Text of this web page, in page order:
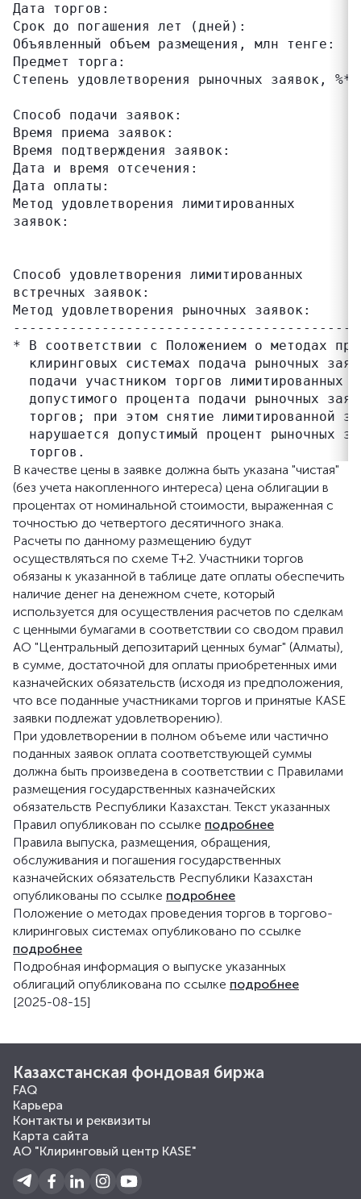
Дата торгов:
Срок до погашения лет (дней):
Объявленный объем размещения, млн
Предмет торга:
Степень удовлетворения рыночных
Способ подачи заявок:
Время приема заявок:
Время подтверждения заявок:
Дата и время отсечения:
Дата оплаты:
Метод удовлетворения лимитированных
заявок:
Способ удовлетворения лимитированных
встречных заявок:
Метод удовлетворения рыночных заявок:
* В соответствии с Положением о методах
клиринговых системах подача рыночных
подачи участником торгов лимитированных
допустимого процента подачи рыночных
торгов; при этом снятие лимитированной
нарушается допустимый процент рыночных
В качестве цены в заявке должна быть указана "чистая"
(без учета накопленного интереса) цена облигации в
процентах от номинальной стоимости, выраженная с
точностью до четвертого десятичного знака.
Расчеты по данному размещению будут
осуществляться по схеме Т+2. Участники торгов
обязаны к указанной в таблице дате оплаты обеспечить
наличие денег на денежном счете, который
используется для осуществления расчетов по сделкам
с ценными бумагами в соответствии со сводом правил
АО "Центральный депозитарий ценных бумаг" (Алматы),
в сумме, достаточной для оплаты приобретенных ими
казначейских обязательств (исходя из предположения,
что все поданные участниками торгов и принятые KASE
заявки подлежат удовлетворению).
При удовлетворении в полном объеме или частично
поданных заявок оплата соответствующей суммы
должна быть произведена в соответствии с Правилами
размещения государственных казначейских
обязательств Республики Казахстан. Текст указанных
Правил опубликован по ссылке подробнее
Правила выпуска, размещения, обращения,
обслуживания и погашения государственных
казначейских обязательств Республики Казахстан
опубликованы по ссылке подробнее
Положение о методах проведения торгов в торгово-
клиринговых системах опубликовано по ссылке
подробнее
Подробная информация о выпуске указанных
облигаций опубликована по ссылке подробнее
[2025-08-15]
Казахстанская фондовая биржа
FAQ
Карьера
Контакты и реквизиты
Карта сайта
АО "Клиринговый центр KASE"